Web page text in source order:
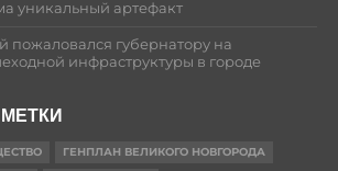
уникальный артефакт
пожаловался губернатору на
инфраструктуры в городе
ГЕНПЛАН ВЕЛИКОГО НОВГОРОДА